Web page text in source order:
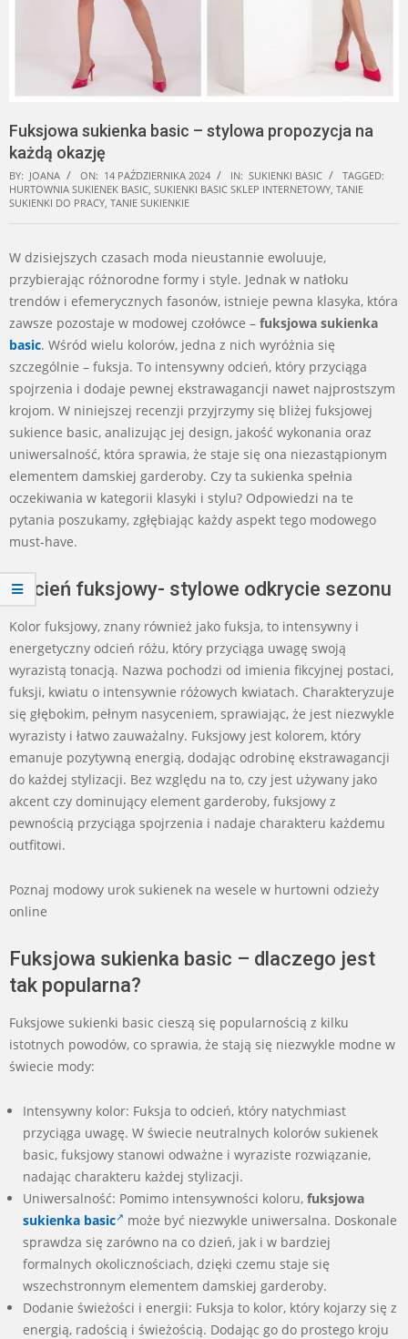
Fuksjowa sukienka basic – stylowa propozycja na
każdą okazję
BY: JOANA ON: 14 PAŹDZIERNIKA 2024 IN: SUKIENKI BASIC
TAGGED:
HURTOWNIA SUKIENEK BASIC, SUKIENKI BASIC SKLEP INTERNETOWY, TANIE
SUKIENKI DO PRACY, TANIE SUKIENKIE
W dzisiejszych czasach moda nieustannie ewoluuje,
przybierając różnorodne formy i style. Jednak w natłoku
trendów i efemerycznych fasonów, istnieje pewna klasyka, która
zawsze pozostaje w modowej czołówce – fuksjowa sukienka
basic. Wśród wielu kolorów, jedna z nich wyróżnia się
szczególnie – fuksja. To intensywny odcień, który przyciąga
spojrzenia i dodaje pewnej ekstrawagancji nawet najprostszym
krojom. W niniejszej recenzji przyjrzymy się bliżej fuksjowej
sukience basic, analizując jej design, jakość wykonania oraz
uniwersalność, która sprawia, że staje się ona niezastąpionym
elementem damskiej garderoby. Czy ta sukienka spełnia
oczekiwania w kategorii klasyki i stylu? Odpowiedzi na te
pytania poszukamy, zgłębiając każdy aspekt tego modowego
must-have.
Odcień fuksjowy- stylowe odkrycie sezonu
Kolor fuksjowy, znany również jako fuksja, to intensywny i
energetyczny odcień różu, który przyciąga uwagę swoją
wyrazistą tonacją. Nazwa pochodzi od imienia fikcyjnej postaci,
fuksji, kwiatu o intensywnie różowych kwiatach. Charakteryzuje
się głębokim, pełnym nasyceniem, sprawiając, że jest niezwykle
wyrazisty i łatwo zauważalny. Fuksjowy jest kolorem, który
emanuje pozytywną energią, dodając odrobinę ekstrawagancji
do każdej stylizacji. Bez względu na to, czy jest używany jako
akcent czy dominujący element garderoby, fuksjowy z
pewnością przyciąga spojrzenia i nadaje charakteru każdemu
outfitowi.
Poznaj modowy urok sukienek na wesele w hurtowni odzieży
online
Fuksjowa sukienka basic – dlaczego jest
tak popularna?
Fuksjowe sukienki basic cieszą się popularnością z kilku
istotnych powodów, co sprawia, że stają się niezwykle modne w
świecie mody:
Intensywny kolor: Fuksja to odcień, który natychmiast
przyciąga uwagę. W świecie neutralnych kolorów sukienek
basic, fuksjowy stanowi odważne i wyraziste rozwiązanie,
nadając charakteru każdej stylizacji.
Uniwersalność: Pomimo intensywności koloru, fuksjowa
sukienka basic
może być niezwykle uniwersalna. Doskonale
sprawdza się zarówno na co dzień, jak i w bardziej
formalnych okolicznościach, dzięki czemu staje się
wszechstronnym elementem damskiej garderoby.
Dodanie świeżości i energii: Fuksja to kolor, który kojarzy się z
energią, radością i świeżością. Dodając go do prostego kroju